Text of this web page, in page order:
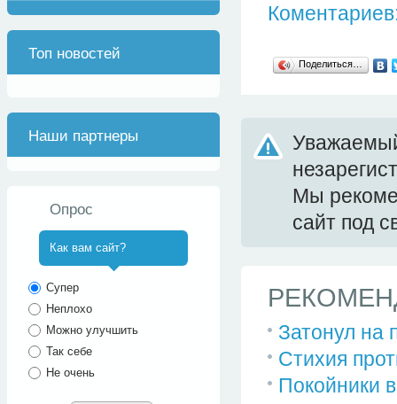
Поделиться…
Мы
сайт под
Затонул на
Стихия
Покойники
Топ новостей
Наши партнеры
Опрос
Как вам сайт?
Супер
Неплохо
Можно улучшить
Так себе
Не очень